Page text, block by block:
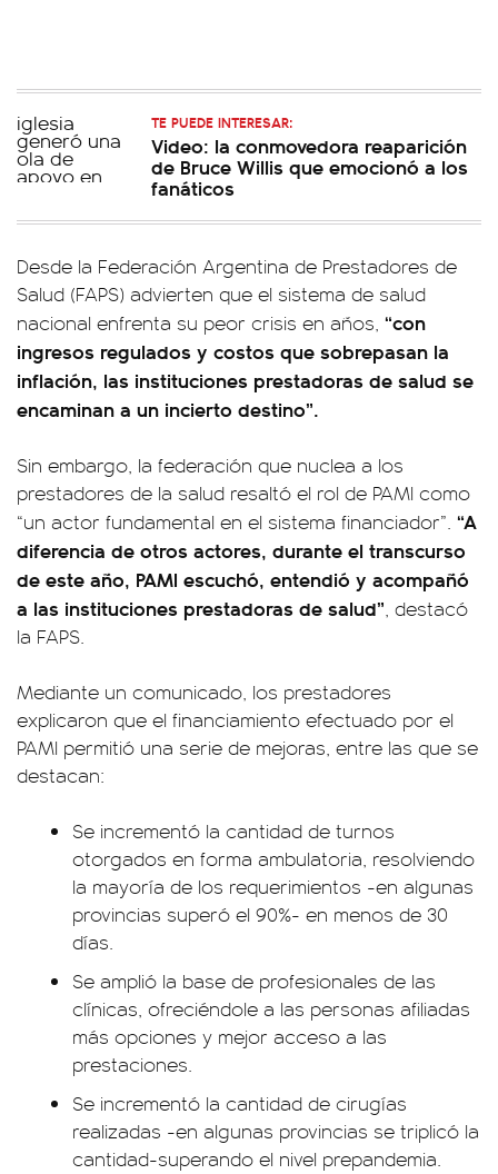
TE PUEDE INTERESAR:
Video: la conmovedora reaparición
de Bruce Willis que emocionó a los
fanáticos
Desde la Federación Argentina de Prestadores de
Salud (FAPS) advierten que el sistema de salud
nacional enfrenta su peor crisis en años, “con
ingresos regulados y costos que sobrepasan la
inflación, las instituciones prestadoras de salud se
encaminan a un incierto destino”.
Sin embargo, la federación que nuclea a los
prestadores de la salud resaltó el rol de PAMI como
“un actor fundamental en el sistema financiador”. “A
diferencia de otros actores, durante el transcurso
de este año, PAMI escuchó, entendió y acompañó
a las instituciones prestadoras de salud”, destacó
la FAPS.
Mediante un comunicado, los prestadores
explicaron que el financiamiento efectuado por el
PAMI permitió una serie de mejoras, entre las que se
destacan:
Se incrementó la cantidad de turnos
otorgados en forma ambulatoria, resolviendo
la mayoría de los requerimientos -en algunas
provincias superó el 90%- en menos de 30
días.
Se amplió la base de profesionales de las
clínicas, ofreciéndole a las personas afiliadas
más opciones y mejor acceso a las
prestaciones.
Se incrementó la cantidad de cirugías
realizadas -en algunas provincias se triplicó la
cantidad-superando el nivel prepandemia.